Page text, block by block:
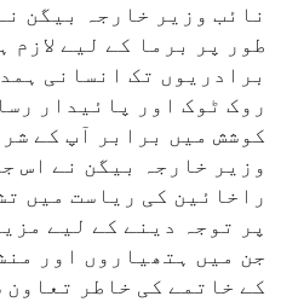
نائب وزیر خارجہ بیگن
طور پر برما کے لیے لازم
برادریوں تک انسانی
روک ٹوک اور پائیدار
کوشش میں برابر آپ کے
وزیر خارجہ بیگن نے اس
راخائین کی ریاست میں
پر توجہ دینے کے لیے
جن میں ہتھیاروں اور
کے خاتمے کی خاطر